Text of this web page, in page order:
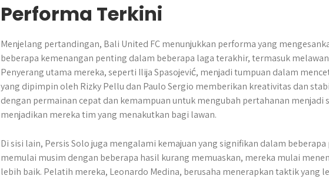
Performa Terkini
Menjelang pertandingan, Bali United FC menunjukkan performa yang
beberapa kemenangan penting dalam beberapa laga terakhir, termasuk
Penyerang utama mereka, seperti Ilija Spasojević, menjadi tumpuan dalam
yang dipimpin oleh Rizky Pellu dan Paulo Sergio memberikan kreativitas dan
dengan permainan cepat dan kemampuan untuk mengubah pertahanan menjadi
menjadikan mereka tim yang menakutkan bagi lawan.
Di sisi lain, Persis Solo juga mengalami kemajuan yang signifikan dalam
memulai musim dengan beberapa hasil kurang memuaskan, mereka mulai
lebih baik. Pelatih mereka, Leonardo Medina, berusaha menerapkan taktik yang